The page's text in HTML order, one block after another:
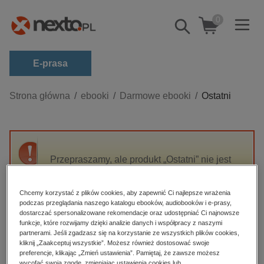
Pokaż/schowaj
wyszukiwarkę
0
E-prasa
Kategorie
biznesowe, branżowe, gospodarka
dzienniki
edukacja
hobby, sport, rozrywka
komputery, internet, technologie, informatyka
Strona główna ebooki Darmowe ebooki Ostatni
Przepraszamy, ale produkt „Ostatni” nie jest
High-contrast mode
Polecane
Chcemy korzystać z plików cookies, aby zapewnić Ci najlepsze wrażenia
podczas przeglądania naszego katalogu ebooków, audiobooków i e-prasy,
dostarczać spersonalizowane rekomendacje oraz udostępniać Ci najnowsze
funkcje, które rozwijamy dzięki analizie danych i współpracy z naszymi
partnerami. Jeśli zgadzasz się na korzystanie ze wszystkich plików cookies,
kliknij „Zaakceptuj wszystkie”. Możesz również dostosować swoje
preferencje, klikając „Zmień ustawienia”. Pamiętaj, że zawsze możesz